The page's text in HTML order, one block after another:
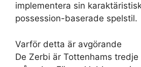
implementera sin
possession-baserade spelstil.
Varför detta är avgörande
De Zerbi är Tottenhams tredje